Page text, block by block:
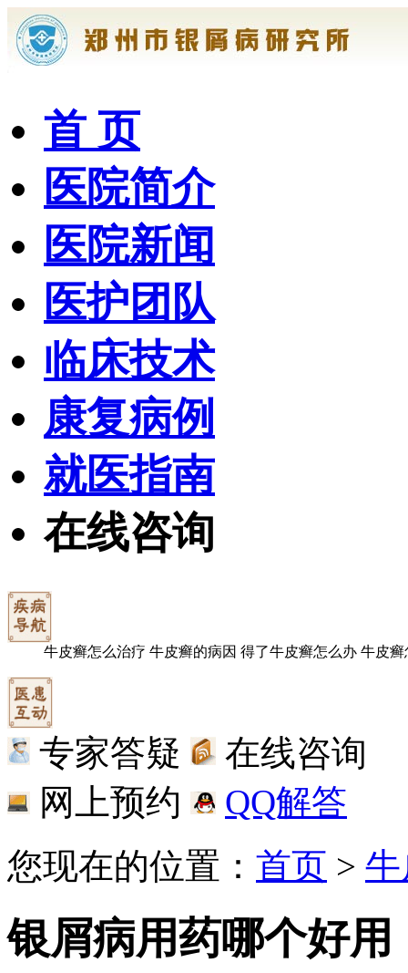
首 页
医院简介
医院新闻
医护团队
临床技术
康复病例
就医指南
在线咨询
牛皮癣怎么治疗 牛皮癣的病因 得了牛皮癣怎么办 牛皮癣
专家答疑
在线咨询
网上预约
QQ解答
您现在的位置： 首页 >
银屑病用药哪个好用